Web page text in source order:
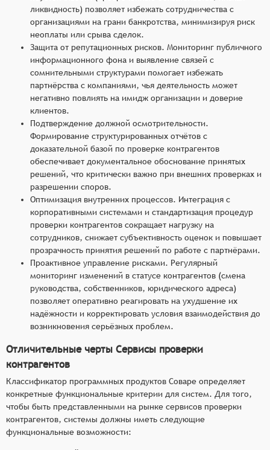
ликвидность) позволяет избежать сотрудничества с
организациями на грани банкротства, минимизируя риск
неоплаты или срыва сделок.
Защита от репутационных рисков. Мониторинг публичного
информационного фона и выявление связей с
сомнительными структурами помогает избежать
партнёрства с компаниями, чья деятельность может
негативно повлиять на имидж организации и доверие
клиентов.
Подтверждение должной осмотрительности.
Формирование структурированных отчётов с
доказательной базой по проверке контрагентов
обеспечивает документальное обоснование принятых
решений, что критически важно при внешних проверках и
разрешении споров.
Оптимизация внутренних процессов. Интеграция с
корпоративными системами и стандартизация процедур
проверки контрагентов сокращает нагрузку на
сотрудников, снижает субъективность оценок и повышает
прозрачность принятия решений по работе с партнёрами.
Проактивное управление рисками. Регулярный
мониторинг изменений в статусе контрагентов (смена
руководства, собственников, юридического адреса)
позволяет оперативно реагировать на ухудшение их
надёжности и корректировать условия взаимодействия до
возникновения серьёзных проблем.
Отличительные черты Сервисы проверки
контрагентов
Классификатор программных продуктов Соваре определяет
конкретные функциональные критерии для систем. Для того,
чтобы быть представленными на рынке сервисов проверки
контрагентов, системы должны иметь следующие
функциональные возможности: